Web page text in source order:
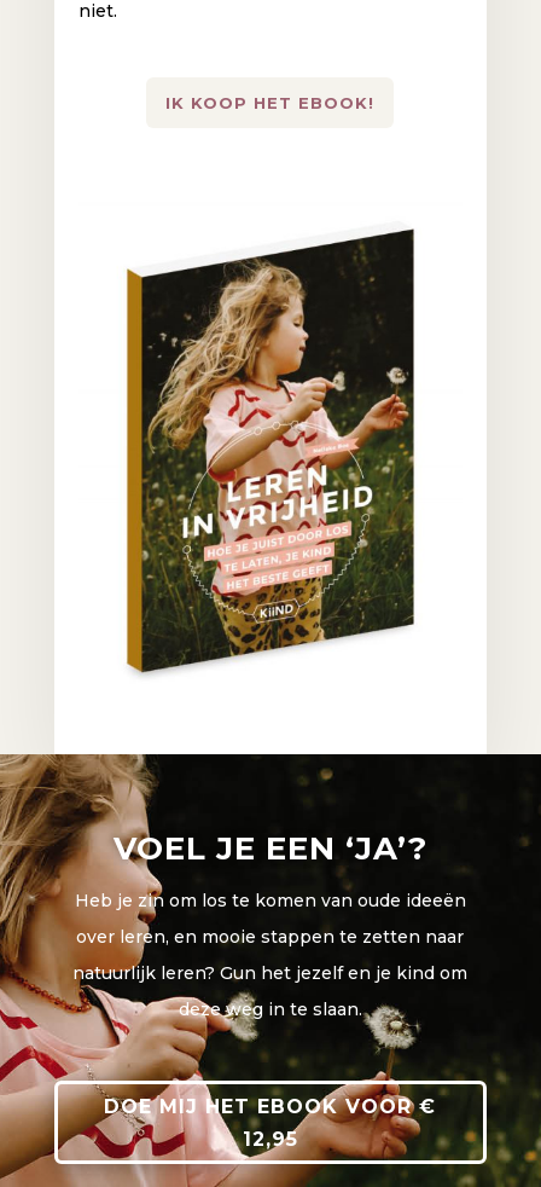
niet.
IK KOOP HET EBOOK!
VOEL JE EEN ‘JA’?
Heb je zin om los te komen van oude ideeën
over leren, en mooie stappen te zetten naar
natuurlijk leren? Gun het jezelf en je kind om
deze weg in te slaan.
DOE MIJ HET EBOOK VOOR €
12,95